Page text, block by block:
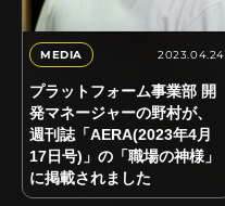
MEDIA 2023.04.24
プラットフォーム事業部 開
発マネージャーの野村が、
週刊誌「AERA(2023年4月
17日号)」の「職場の神様」
に掲載されました